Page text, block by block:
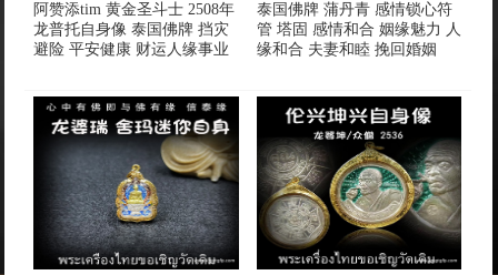
阿赞添tim 黄金圣斗士 2508年
龙普托自身像 泰国佛牌 挡灾
避险 平安健康 财运人缘事业
泰国佛牌 蒲丹青 感情锁心符
管 塔固 感情和合 姻缘魅力 人
缘和合 夫妻和睦 挽回婚姻